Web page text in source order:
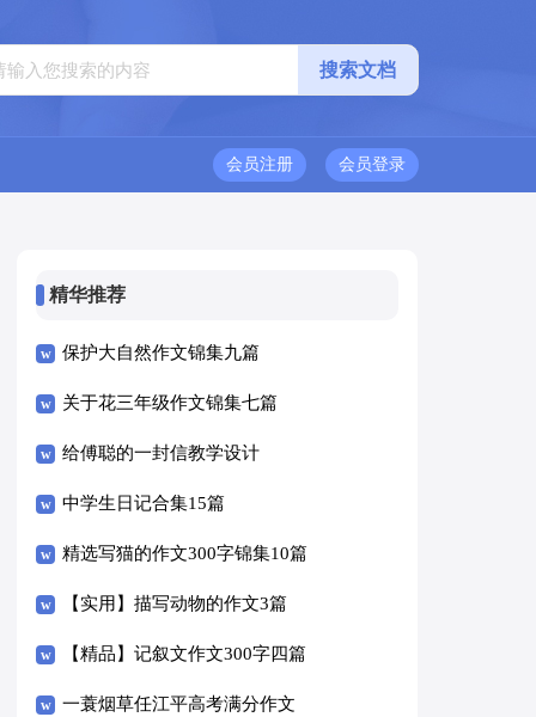
会员登录
会员注册
精华推荐
保护大自然作文锦集九篇
关于花三年级作文锦集七篇
给傅聪的一封信教学设计
中学生日记合集15篇
精选写猫的作文300字锦集10篇
【实用】描写动物的作文3篇
【精品】记叙文作文300字四篇
一蓑烟草任江平高考满分作文